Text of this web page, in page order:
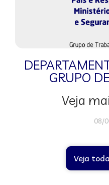
GRUPO
Veja
08/
Veja